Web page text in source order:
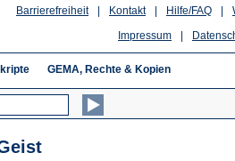
Hilfe/FAQ
Kontakt
Barrierefreiheit
Impressum
GEMA, Rechte & Kopien